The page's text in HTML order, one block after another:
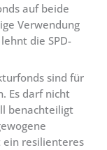
auf beide
Verwendung
die SPD-
sind für
Es darf nicht
benachteiligt
ein resilienteres